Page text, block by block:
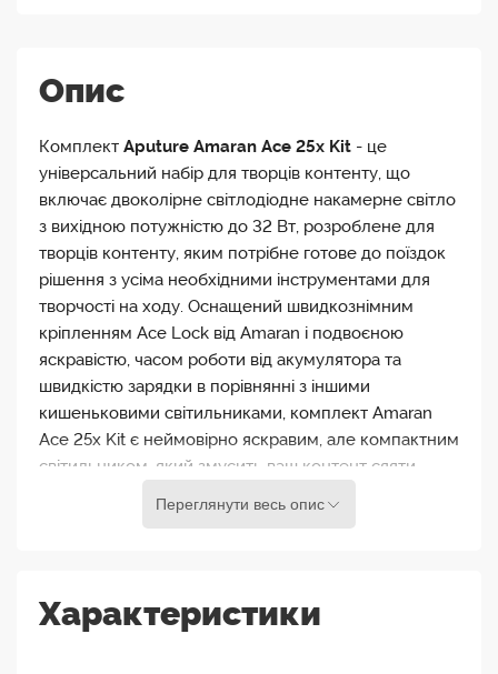
Опис
Комплект Aputure Amaran Ace 25x Kit - це
універсальний набір для творців контенту, що
включає двоколірне світлодіодне накамерне світло
з вихідною потужністю до 32 Вт, розроблене для
творців контенту, яким потрібне готове до поїздок
рішення з усіма необхідними інструментами для
творчості на ходу. Оснащений швидкознімним
кріпленням Ace Lock від Amaran і подвоєною
яскравістю, часом роботи від акумулятора та
швидкістю зарядки в порівнянні з іншими
кишеньковими світильниками, комплект Amaran
Ace 25x Kit є неймовірно яскравим, але компактним
світильником, який змусить ваш контент сяяти.
Найкращий набір для творчості на ходу
ключем 5 мм, упакованими в захисну сумку для
Переглянути весь опис
Характеристики